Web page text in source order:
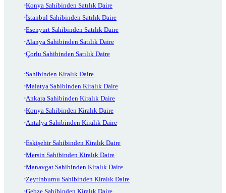
Konya Sahibinden Satılık Daire
İstanbul Sahibinden Satılık Daire
Esenyurt Sahibinden Satılık Daire
Alanya Sahibinden Satılık Daire
Çorlu Sahibinden Satılık Daire
Sahibinden Kiralık Daire
Malatya Sahibinden Kiralık Daire
Ankara Sahibinden Kiralık Daire
Konya Sahibinden Kiralık Daire
Antalya Sahibinden Kiralık Daire
Eskişehir Sahibinden Kiralık Daire
Mersin Sahibinden Kiralık Daire
Manavgat Sahibinden Kiralık Daire
Zeytinburnu Sahibinden Kiralık Daire
Gebze Sahibinden Kiralık Daire